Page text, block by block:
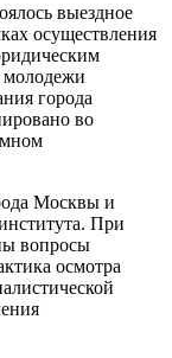
выездное
осуществления
молодежи
города
во
Москвы и
При
вопросы
осмотра